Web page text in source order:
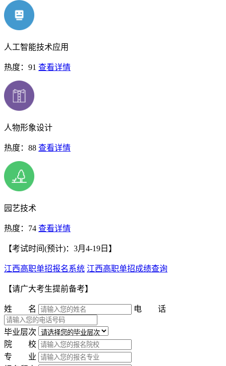
人工智能技术应用
热度：91 查看详情
人物形象设计
热度：88 查看详情
园艺技术
热度：74 查看详情
【考试时间(预计)：3月4-19日】
江西高职单招报名系统 江西高职单招成绩查询
【请广大考生提前备考】
姓 名 电 话
毕业层次
院 校
专 业